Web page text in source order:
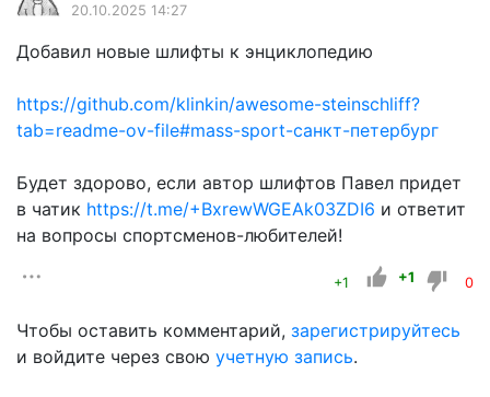
20.10.2025 14:27
Добавил новые шлифты к энциклопедию
https://github.com/klinkin/awesome-steinschliff?
tab=readme-ov-file#mass-sport-санкт-петербург
Будет здорово, если автор шлифтов Павел придет
в чатик https://t.me/+BxrewWGEAk03ZDI6 и ответит
на вопросы спортсменов-любителей!
+1 +1 0
Чтобы оставить комментарий, зарегистрируйтесь
и войдите через свою учетную запись.